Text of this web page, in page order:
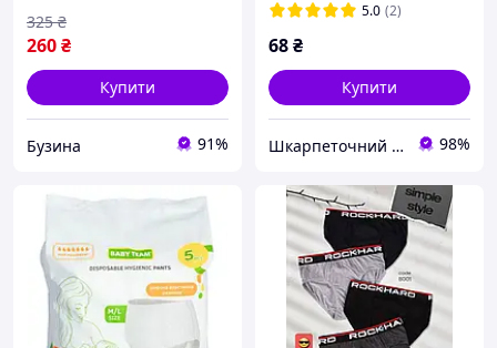
260₴
325 ₴
Купити
Бузина 91%
5.0 (2)
68₴
Купити
Шкарпеточний рай 98%